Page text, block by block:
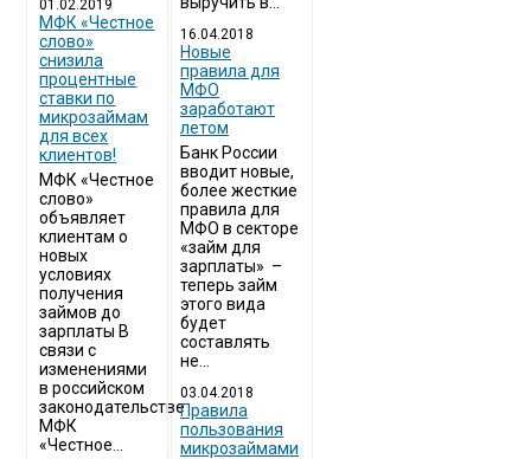
01.02.2019
МФК «Честное
слово»
снизила
процентные
ставки по
микрозаймам
для всех
клиентов!
МФК «Честное
слово»
объявляет
клиентам о
новых
условиях
получения
займов до
зарплаты В
связи с
изменениями
в российском
законодательстве
МФК
«Честное...
16.04.2018
Новые
правила для
МФО
заработают
летом
Банк России
вводит новые,
более жесткие
правила для
МФО в секторе
«займ для
зарплаты» –
теперь займ
этого вида
будет
составлять
не...
03.04.2018
​Правила
пользования
микрозаймами